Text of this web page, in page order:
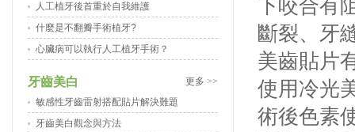
人工植牙後首重於自我維護
什麼是不翻瓣手術植牙?
心臟病可以執行人工植牙手術？
更多 >>
牙齒美白
敏感性牙齒雷射搭配貼片解決難題
牙齒美白觀念與方法
下咬合有
斷裂、牙
美齒貼片
使用冷光
術後色素